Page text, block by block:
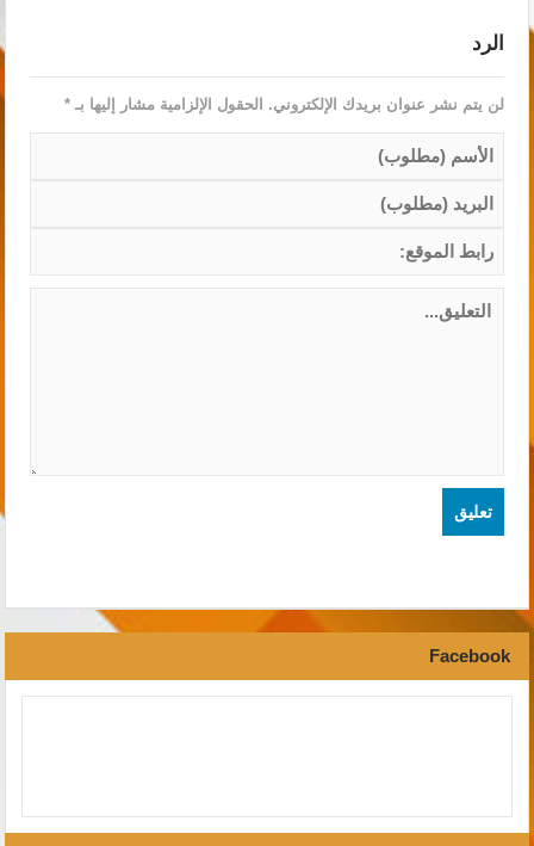
الرد
لن يتم نشر عنوان بريدك الإلكتروني. الحقول الإلزامية مشار إليها بـ*
Facebook